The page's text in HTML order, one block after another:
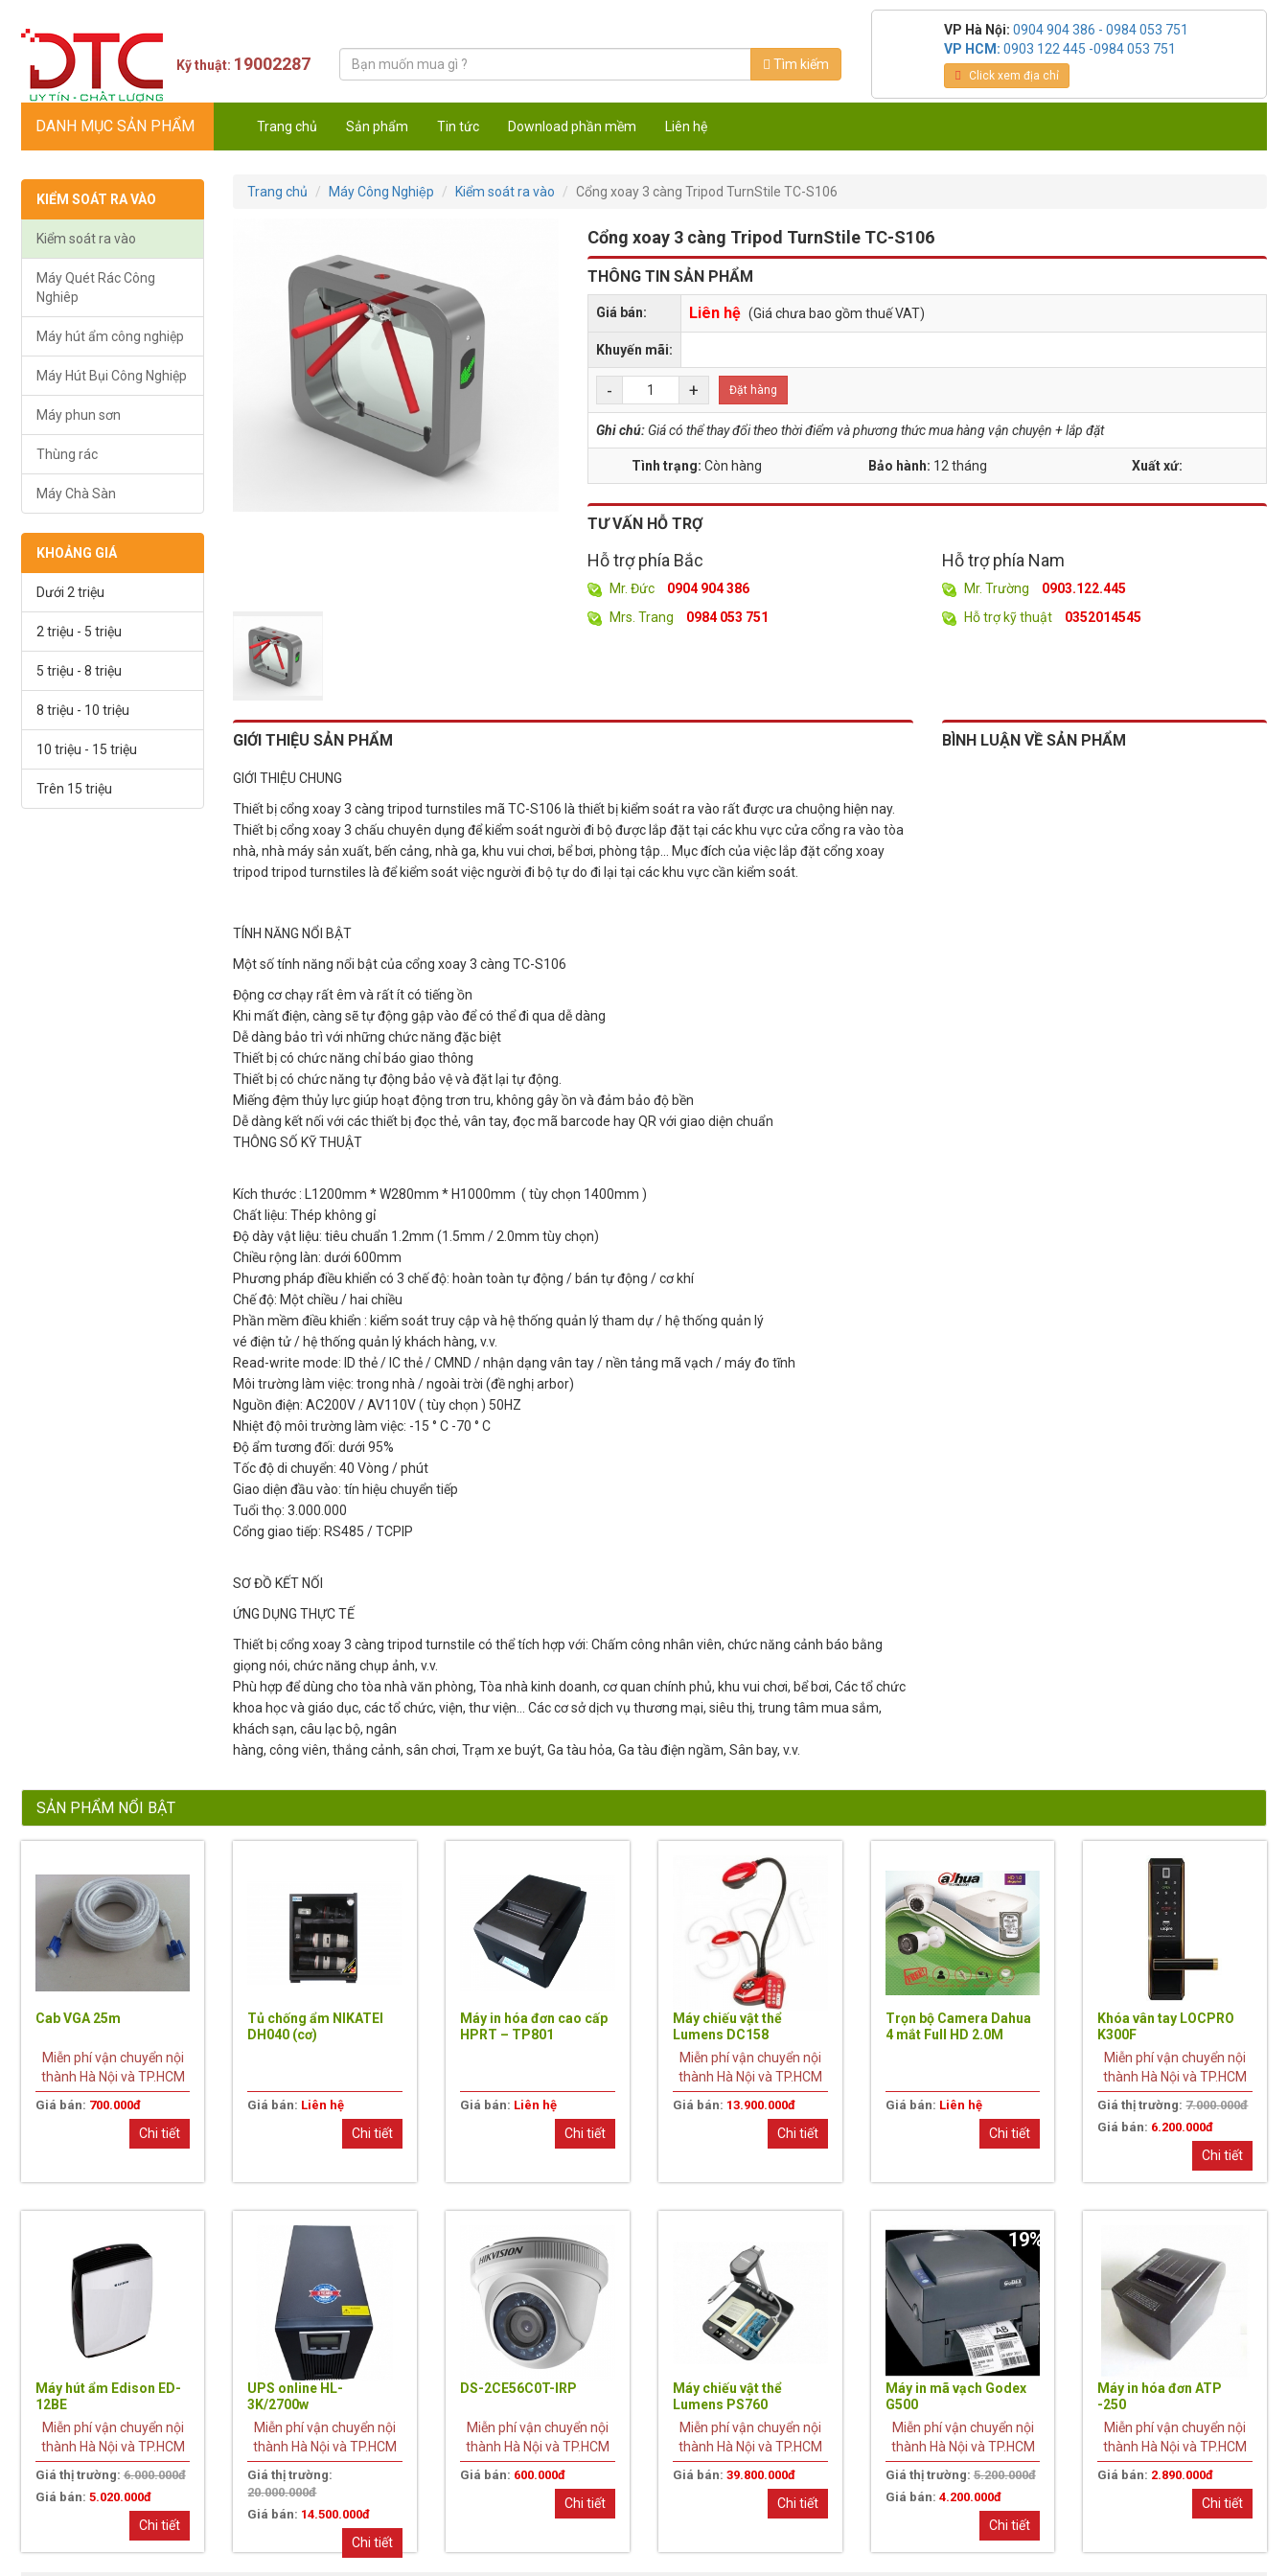
Kỹ thuật: 19002287 Tìm kiếm
VP Hà Nội: 0904 904 386 - 0984 053 751
VP HCM: 0903 122 445 -0984 053 751
Click xem địa chỉ
DANH MỤC SẢN PHẨM Trang chủ Sản phẩm Tin tức Download phần mềm Liên hệ
KIỂM SOÁT RA VÀO
Kiểm soát ra vào
Máy Quét Rác Công
Nghiêp
Máy hút ẩm công nghiệp
Máy Hút Bụi Công Nghiệp
Máy phun sơn
Thùng rác
Máy Chà Sàn
KHOẢNG GIÁ
Dưới 2 triệu
2 triệu - 5 triệu
5 triệu - 8 triệu
8 triệu - 10 triệu
10 triệu - 15 triệu
Trên 15 triệu
Trang chủ Máy Công Nghiệp Kiểm soát ra vào Cổng xoay 3 càng Tripod TurnStile TC-S106
Cổng xoay 3 càng Tripod TurnStile TC-S106
THÔNG TIN SẢN PHẨM
Giá bán: Liên hệ (Giá chưa bao gồm thuế VAT)
Khuyến mãi:
- + Đặt hàng
Ghi chú: Giá có thể thay đổi theo thời điểm và phương thức mua hàng vận chuyện + lắp đặt
Tình trạng:Còn hàng Bảo hành: 12 tháng Xuất xứ:
TƯ VẤN HỖ TRỢ
Hỗ trợ phía Bắc
Mr. Đức
0904 904 386
Mrs. Trang
0984 053 751
Hỗ trợ phía Nam
Mr. Trường
0903.122.445
Hỗ trợ kỹ thuật
0352014545
GIỚI THIỆU SẢN PHẨM
GIỚI THIỆU CHUNG
Thiết bị cổng xoay 3 càng tripod turnstiles mã TC-S106 là thiết bị kiểm soát ra vào rất được ưa chuộng hiện nay.
Thiết bị cổng xoay 3 chấu chuyên dụng để kiểm soát người đi bộ được lắp đặt tại các khu vực cửa cổng ra vào tòa
nhà, nhà máy sản xuất, bến cảng, nhà ga, khu vui chơi, bể bơi, phòng tập... Mục đích của việc lắp đặt cổng xoay
tripod tripod turnstiles là để kiểm soát việc người đi bộ tự do đi lại tại các khu vực cần kiểm soát.
TÍNH NĂNG NỔI BẬT
Một số tính năng nổi bật của cổng xoay 3 càng TC-S106
Động cơ chạy rất êm và rất ít có tiếng ồn
Khi mất điện, càng sẽ tự động gập vào để có thể đi qua dễ dàng
Dễ dàng bảo trì với những chức năng đặc biệt
Thiết bị có chức năng chỉ báo giao thông
Thiết bị có chức năng tự động bảo vệ và đặt lại tự động.
Miếng đệm thủy lực giúp hoạt động trơn tru, không gây ồn và đảm bảo độ bền
Dễ dàng kết nối với các thiết bị đọc thẻ, vân tay, đọc mã barcode hay QR với giao diện chuẩn
THÔNG SỐ KỸ THUẬT
Kích thước : L1200mm * W280mm * H1000mm ( tùy chọn 1400mm )
Chất liệu: Thép không gỉ
Độ dày vật liệu: tiêu chuẩn 1.2mm (1.5mm / 2.0mm tùy chọn)
Chiều rộng làn: dưới 600mm
Phương pháp điều khiển có 3 chế độ: hoàn toàn tự động / bán tự động / cơ khí
Chế độ: Một chiều / hai chiều
Phần mềm điều khiển : kiểm soát truy cập và hệ thống quản lý tham dự / hệ thống quản lý
vé điện tử / hệ thống quản lý khách hàng, v.v.
Read-write mode: ID thẻ / IC thẻ / CMND / nhận dạng vân tay / nền tảng mã vạch / máy đo tĩnh
Môi trường làm việc: trong nhà / ngoài trời (đề nghị arbor)
Nguồn điện: AC200V / AV110V ( tùy chọn ) 50HZ
Nhiệt độ môi trường làm việc: -15 ° C -70 ° C
Độ ẩm tương đối: dưới 95%
Tốc độ di chuyển: 40 Vòng / phút
Giao diện đầu vào: tín hiệu chuyển tiếp
Tuổi thọ: 3.000.000
Cổng giao tiếp: RS485 / TCPIP
SƠ ĐỒ KẾT NỐI
ỨNG DỤNG THỰC TẾ
Thiết bị cổng xoay 3 càng tripod turnstile có thể tích hợp với: Chấm công nhân viên, chức năng cảnh báo bằng
giọng nói, chức năng chụp ảnh, v.v.
Phù hợp để dùng cho tòa nhà văn phòng, Tòa nhà kinh doanh, cơ quan chính phủ, khu vui chơi, bể bơi, Các tổ chức
khoa học và giáo dục, các tổ chức, viện, thư viện... Các cơ sở dịch vụ thương mại, siêu thị, trung tâm mua sắm,
khách sạn, câu lạc bộ, ngân
hàng, công viên, thắng cảnh, sân chơi, Trạm xe buýt, Ga tàu hỏa, Ga tàu điện ngầm, Sân bay, v.v.
BÌNH LUẬN VỀ SẢN PHẨM
SẢN PHẨM NỔI BẬT
Cab VGA 25m
Miễn phí vận chuyển nội
thành Hà Nội và TP.HCM
Giá bán: 700.000đ
Chi tiết
Tủ chống ẩm NIKATEI
DH040 (cơ)
Giá bán: Liên hệ
Chi tiết
Máy in hóa đơn cao cấp
HPRT – TP801
Giá bán: Liên hệ
Chi tiết
Máy chiếu vật thể
Lumens DC158
Miễn phí vận chuyển nội
thành Hà Nội và TP.HCM
Giá bán: 13.900.000đ
Chi tiết
Trọn bộ Camera Dahua
4 mắt Full HD 2.0M
Giá bán: Liên hệ
Chi tiết
Khóa vân tay LOCPRO
K300F
Miễn phí vận chuyển nội
thành Hà Nội và TP.HCM
Giá thị trường:7.000.000đ
Giá bán: 6.200.000đ
Chi tiết
Máy hút ẩm Edison ED-
12BE
Miễn phí vận chuyển nội
thành Hà Nội và TP.HCM
Giá thị trường:6.000.000đ
Giá bán: 5.020.000đ
Chi tiết
UPS online HL-
3K/2700w
Miễn phí vận chuyển nội
thành Hà Nội và TP.HCM
Giá thị trường:
20.000.000đ
Giá bán: 14.500.000đ
Chi tiết
DS-2CE56C0T-IRP
Miễn phí vận chuyển nội
thành Hà Nội và TP.HCM
Giá bán: 600.000đ
Chi tiết
Máy chiếu vật thể
Lumens PS760
Miễn phí vận chuyển nội
thành Hà Nội và TP.HCM
Giá bán: 39.800.000đ
Chi tiết
Máy in mã vạch Godex
G500
Miễn phí vận chuyển nội
thành Hà Nội và TP.HCM
Giá thị trường:5.200.000đ
Giá bán: 4.200.000đ
Chi tiết
19%
Máy in hóa đơn ATP
-250
Miễn phí vận chuyển nội
thành Hà Nội và TP.HCM
Giá bán: 2.890.000đ
Chi tiết